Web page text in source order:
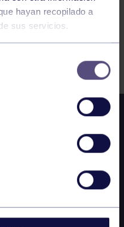
hayan recopilado a
sus servicios.